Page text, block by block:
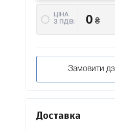
ЦІНА
З ПДВ:
0 ₴
Замовити
Доставка